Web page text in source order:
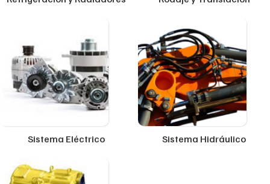
Sistema Eléctrico Sistema Hidráulico